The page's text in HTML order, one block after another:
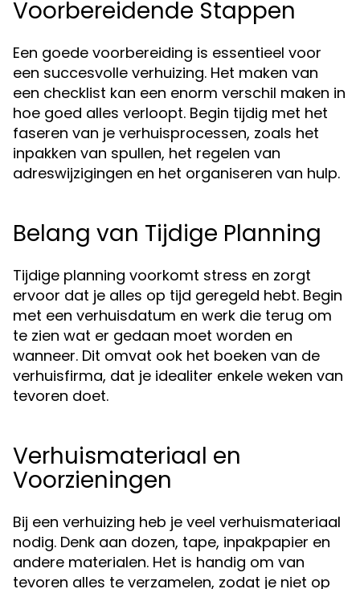
Voorbereidende Stappen
Een goede voorbereiding is essentieel voor
een succesvolle verhuizing. Het maken van
een checklist kan een enorm verschil maken in
hoe goed alles verloopt. Begin tijdig met het
faseren van je verhuisprocessen, zoals het
inpakken van spullen, het regelen van
adreswijzigingen en het organiseren van hulp.
Belang van Tijdige Planning
Tijdige planning voorkomt stress en zorgt
ervoor dat je alles op tijd geregeld hebt. Begin
met een verhuisdatum en werk die terug om
te zien wat er gedaan moet worden en
wanneer. Dit omvat ook het boeken van de
verhuisfirma, dat je idealiter enkele weken van
tevoren doet.
Verhuismateriaal en
Voorzieningen
Bij een verhuizing heb je veel verhuismateriaal
nodig. Denk aan dozen, tape, inpakpapier en
andere materialen. Het is handig om van
tevoren alles te verzamelen, zodat je niet op